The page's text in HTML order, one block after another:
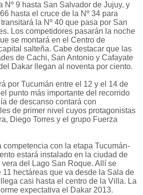
Nº 9 hasta San Salvador de Jujuy, y
hasta el cruce de la Nº 34 para
la Nº 40 que pasa por San
Los competidores pasarán la noche
se montará en el Centro de
salteña. Cabe destacar que las
de Cachi, San Antonio y Cafayate
Dakar llegan al noventa por ciento.
por Tucumán entre el 12 y el 14 de
punto más importante del recorrido
de descanso contará con
de primer nivel cuyos protagonistas
Diego Torres y el grupo Fuerza
competencia con la etapa Tucumán-
estará instalado en la ciudad de
del Lago San Roque. Allí se
hectáreas que va desde la Sala de
casi hasta el centro de la Villa. La
expectativa el Dakar 2013.